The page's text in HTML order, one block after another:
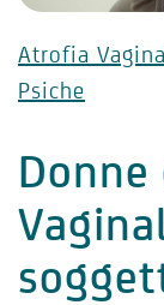
Atrofia
Psiche